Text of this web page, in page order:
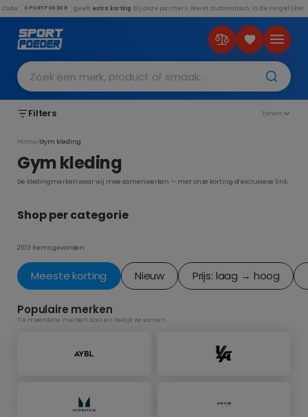
Code SPORTPOEDER geeft extra korting bij onze partners. Werkt automatisch in de vergelijker.
Zoek een merk, product of smaak…
Filters Tonen
Home/Gym kleding
Gym kleding
De kledingmerken waar wij mee samenwerken — met onze korting of exclusieve link.
Shop per categorie
Shirts & tops
1130 items
Tanktops
755 items
2103 items gevonden
Meeste korting Nieuw Prijs: laag → hoog
Populaire merken
Tik meerdere merken aan en bekijk ze samen.